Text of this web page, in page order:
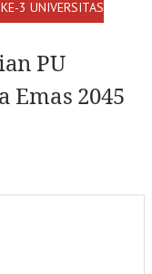
3 UNIVERSITAS
PU
Emas 2045